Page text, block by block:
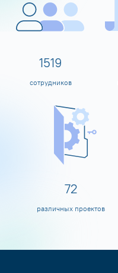
1600
сотрудников
80
различных проектов